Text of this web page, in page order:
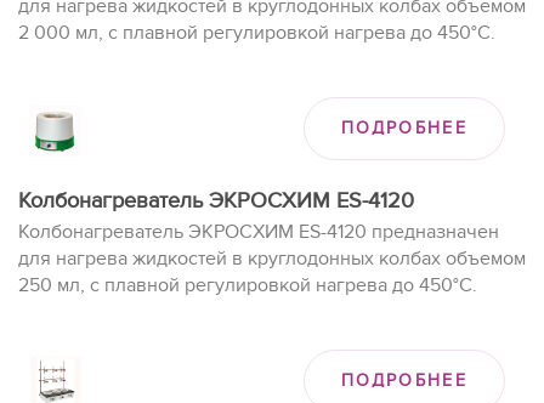
для нагрева жидкостей в круглодонных колбах объемом
2 000 мл, с плавной регулировкой нагрева до 450°C.
ПОДРОБНЕЕ
Колбонагреватель ЭКРОСХИМ ES-4120
Колбонагреватель ЭКРОСХИМ ES-4120 предназначен
для нагрева жидкостей в круглодонных колбах объемом
250 мл, с плавной регулировкой нагрева до 450°C.
ПОДРОБНЕЕ